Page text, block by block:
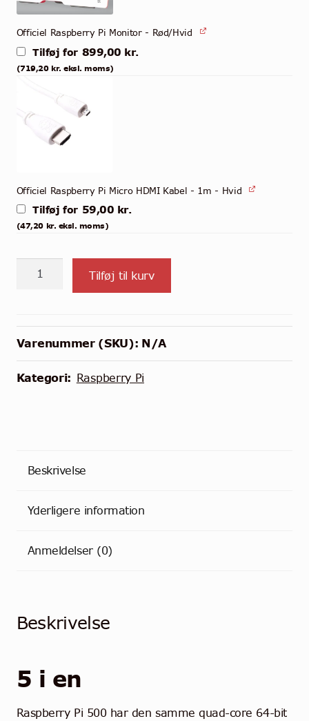
Officiel Raspberry Pi Monitor - Rød/Hvid
Tilføj for 899,00 kr.
(719,20kr. eksl. moms)
Officiel Raspberry Pi Micro HDMI Kabel - 1m - Hvid
Tilføj for 59,00 kr.
(47,20 kr. eksl. moms)
Raspberry
Tilføj til kurv
Varenummer (SKU): N/A
Kategori: Raspberry Pi
Beskrivelse
Yderligere information
Anmeldelser (0)
Beskrivelse
5 i en
Raspberry Pi 500 har den samme quad-core 64-bit